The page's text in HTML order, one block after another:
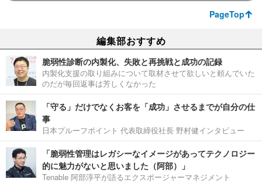
PageTop
編集部おすすめ
脆弱性診断の内製化、失敗と再挑戦と成功の記録
内製化支援の取り組みについて取材させて欲しいと頼んでいた
のだが毎回返事は芳しくなかった
「守る」だけでなくお客を「成功」させるまでが自分の仕
事
日本プルーフポイント 代表取締役社長 野村健インタビュー
「脆弱性管理はレガシーなイメージがあってテクノロジー
的に魅力がないと思いました（阿部）」
Tenable 阿部淳平が語るエクスポージャーマネジメント